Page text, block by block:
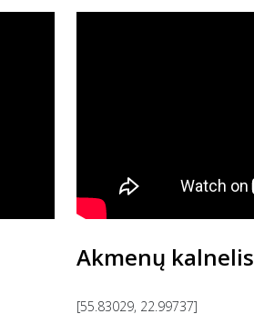
Akmenų kalnelis
[55.83029, 22.99737]